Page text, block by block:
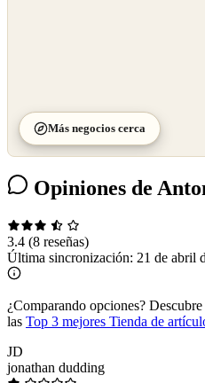
Más negocios cerca
Opiniones de
3.4 (8 reseñas)
Última sincronización: 21 de abril
¿Comparando opciones?
las Top 3 mejores Tienda de
JD
jonathan dudding